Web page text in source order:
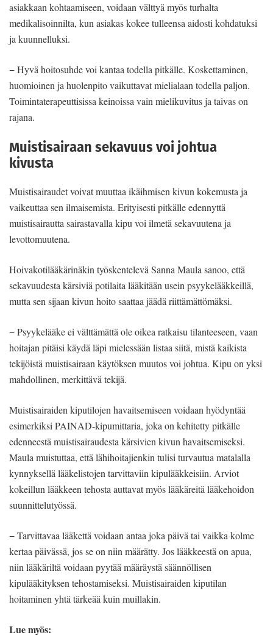
asiakkaan kohtaamiseen, voidaan välttyä myös turhalta
medikalisoinnilta, kun asiakas kokee tulleensa aidosti kohdatuksi
ja kuunnelluksi.
− Hyvä hoitosuhde voi kantaa todella pitkälle. Koskettaminen,
huomioinen ja huolenpito vaikuttavat mielialaan todella paljon.
Toimintaterapeuttisissa keinoissa vain mielikuvitus ja taivas on
rajana.
Muistisairaan sekavuus voi johtua
kivusta
Muistisairaudet voivat muuttaa ikäihmisen kivun kokemusta ja
vaikeuttaa sen ilmaisemista. Erityisesti pitkälle edennyttä
muistisairautta sairastavalla kipu voi ilmetä sekavuutena ja
levottomuutena.
Hoivakotilääkärinäkin työskentelevä Sanna Maula sanoo, että
sekavuudesta kärsiviä potilaita lääkitään usein psyykelääkkeillä,
mutta sen sijaan kivun hoito saattaa jäädä riittämättömäksi.
− Psyykelääke ei välttämättä ole oikea ratkaisu tilanteeseen, vaan
hoitajan pitäisi käydä läpi mielessään listaa siitä, mistä kaikista
tekijöistä muistisairaan käytöksen muutos voi johtua. Kipu on yksi
mahdollinen, merkittävä tekijä.
Muistisairaiden kiputilojen havaitsemiseen voidaan hyödyntää
esimerkiksi PAINAD-kipumittaria, joka on kehitetty pitkälle
edenneestä muistisairaudesta kärsivien kivun havaitsemiseksi.
Maula muistuttaa, että lähihoitajienkin tulisi turvautua matalalla
kynnyksellä lääkelistojen tarvittaviin kipulääkkeisiin. Arviot
kokeillun lääkkeen tehosta auttavat myös lääkäreitä lääkehoidon
suunnittelutyössä.
− Tarvittavaa lääkettä voidaan antaa joka päivä tai vaikka kolme
kertaa päivässä, jos se on niin määrätty. Jos lääkkeestä on apua,
niin lääkäriltä voidaan pyytää määräystä säännöllisen
kipulääkityksen tehostamiseksi. Muistisairaiden kiputilan
hoitaminen yhtä tärkeää kuin muillakin.
Lue myös: